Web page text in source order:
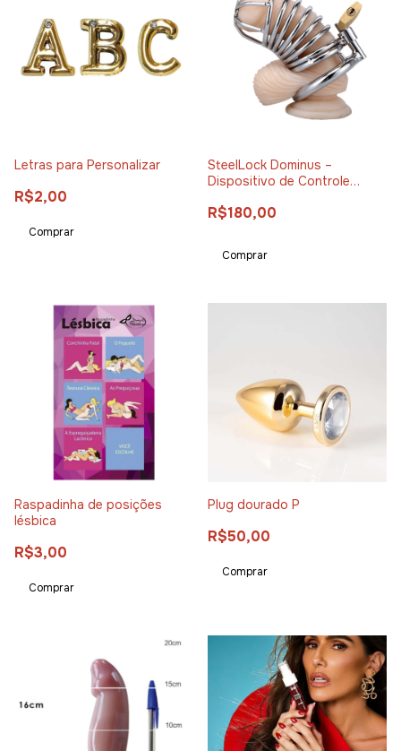
Letras para Personalizar
R$2,00
Comprar
SteelLock Dominus –
Dispositivo de Controle
R$180,00
Raspadinha de posições
lésbica
R$3,00
Plug dourado P
R$50,00